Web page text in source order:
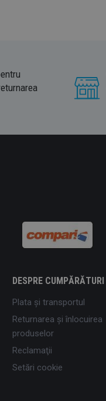
DESPRE CUMPĂRĂTURI
Plata şi transportul
Returnarea și înlocuirea
produselor
Reclamaţii
Setări cookie